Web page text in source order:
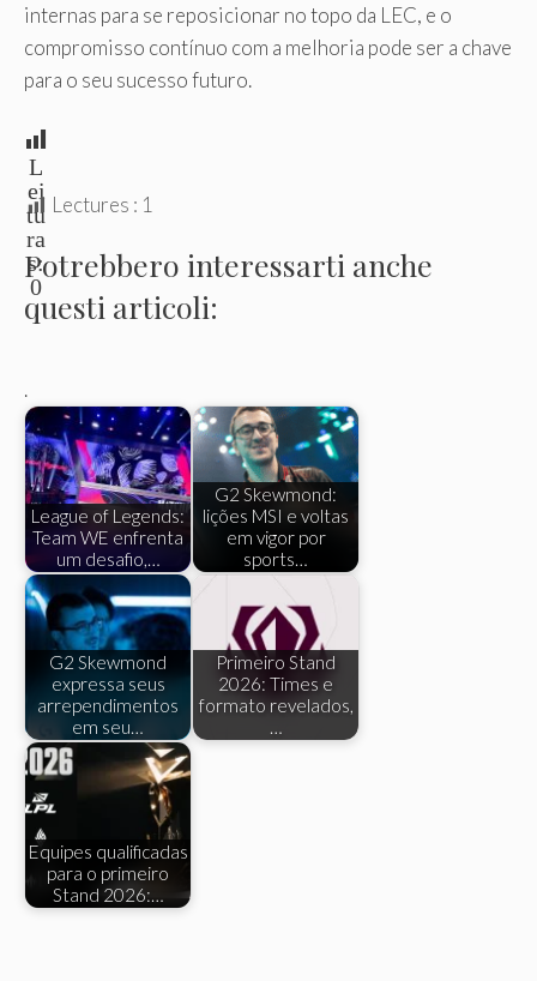
internas para se reposicionar no topo da LEC, e o
compromisso contínuo com a melhoria pode ser a chave
para o seu sucesso futuro.
L
ei
tu
ra
s:
0
Lectures : 1
Potrebbero interessarti anche
questi articoli:
.
League of Legends:
Team WE enfrenta
um desafio,…
G2 Skewmond:
lições MSI e voltas
em vigor por
sports…
G2 Skewmond
expressa seus
arrependimentos
em seu…
Primeiro Stand
2026: Times e
formato revelados,
…
Equipes qualificadas
para o primeiro
Stand 2026:…